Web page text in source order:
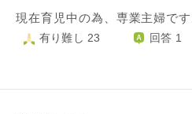
有り難し 23 回答 1